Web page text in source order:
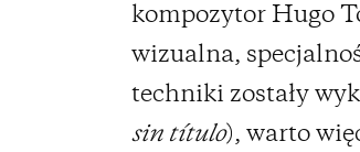
kompozytor Hugo
wizualna,
techniki zostały
sin título), warto